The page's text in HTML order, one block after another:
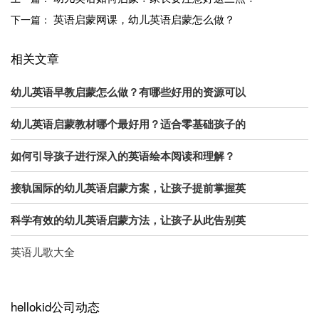
下一篇： 英语启蒙网课，幼儿英语启蒙怎么做？
相关文章
幼儿英语早教启蒙怎么做？有哪些好用的资源可以
幼儿英语启蒙教材哪个最好用？适合零基础孩子的
如何引导孩子进行深入的英语绘本阅读和理解？
接轨国际的幼儿英语启蒙方案，让孩子提前掌握英
科学有效的幼儿英语启蒙方法，让孩子从此告别英
英语儿歌大全
hellokid公司动态